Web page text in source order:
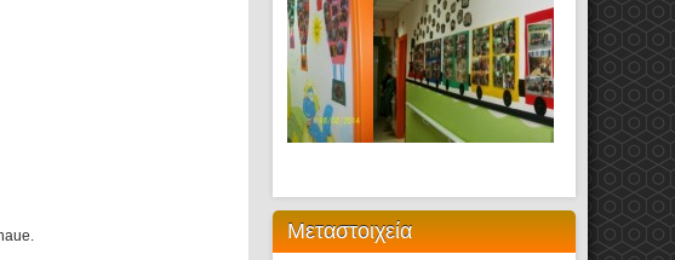
Μεταστοιχεία